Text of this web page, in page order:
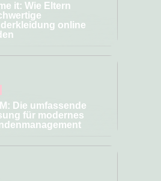
it: Wie Eltern
online
Die umfassende
für modernes